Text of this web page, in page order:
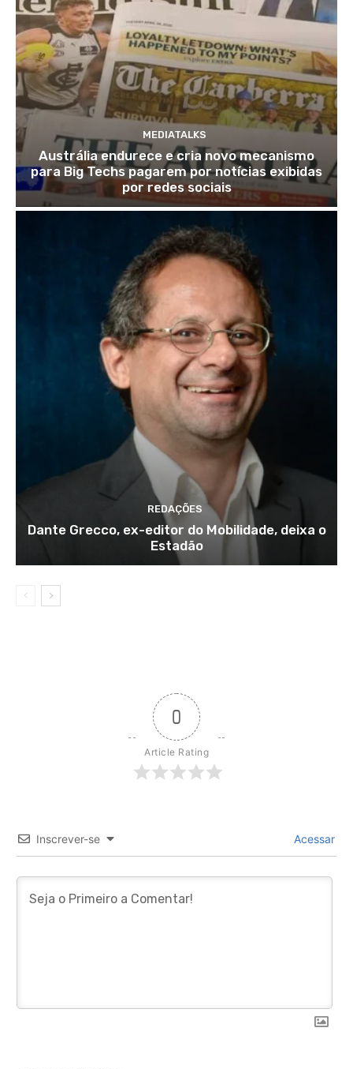
MEDIATALKS
Austrália endurece e cria novo mecanismo
para Big Techs pagarem por notícias exibidas
por redes sociais
REDAÇÕES
Dante Grecco, ex-editor do Mobilidade, deixa o
Estadão
0
Article Rating
Inscrever-se Acessar